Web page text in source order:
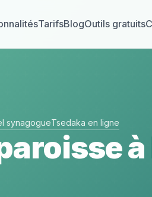
TarifsBlogOutils gratuits
synagogueTsedaka en ligne
à